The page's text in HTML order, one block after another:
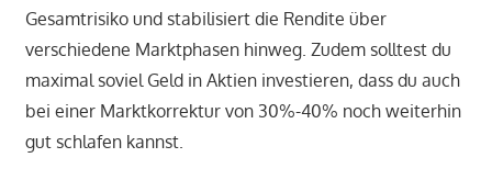
Gesamtrisiko und stabilisiert die Rendite über
verschiedene Marktphasen hinweg. Zudem solltest du
maximal soviel Geld in Aktien investieren, dass du auch
bei einer Marktkorrektur von 30%-40% noch weiterhin
gut schlafen kannst.